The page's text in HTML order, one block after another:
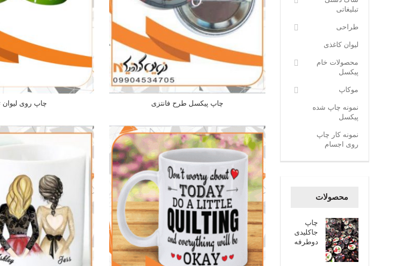
چاپ پیکسل طرح فانتزی چاپ روی لیوان
تبلیغاتی
طراحی
لیوان کاغذی
محصولات خام
پیکسل
موکاپ
نمونه چاپ شده
پیکسل
نمونه کار چاپ
روی اجسام
محصولات
چاپ
جاکلیدی
دوطرفه